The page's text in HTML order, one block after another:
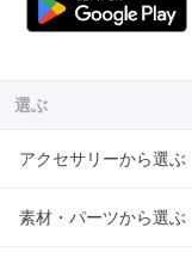
選ぶ
アクセサリーから選ぶ
素材・パーツから選ぶ